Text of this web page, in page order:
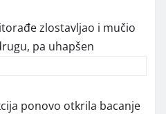
zlostavljao i mučio
pa uhapšen
ponovo otkrila bacanje